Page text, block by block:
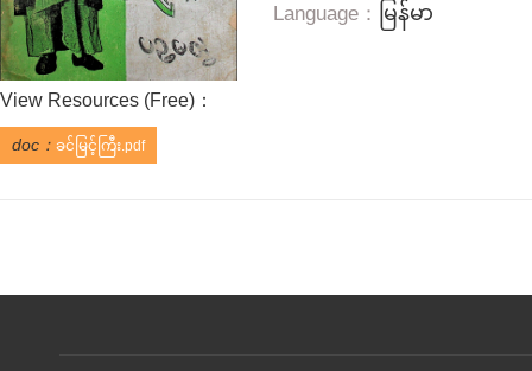
Language： မြန်မာ
View Resources (Free)：
doc： ခင်မြင့်ကြီး.pdf